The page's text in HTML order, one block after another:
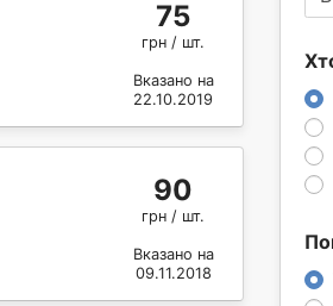
75
грн / шт.
Вказано на
22.10.2019
90
грн / шт.
Вказано на
09.11.2018